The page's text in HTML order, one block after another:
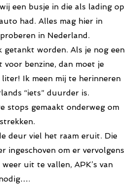
een busje in die als lading op
had. Alles mag hier in
in Nederland.
getankt worden. Als je nog een
voor benzine, dan moet je
Ik meen mij te herinneren
“iets” duurder is.
stops gemaakt onderweg om
deur viel het raam eruit. Die
ingeschoven om er vervolgens
uit te vallen, APK’s van